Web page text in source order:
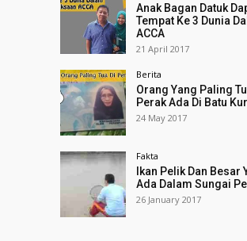
Anak Bagan Datuk
Tempat Ke 3 Dunia
ACCA
21 April 2017
Berita
Orang Yang Paling
Perak Ada Di Batu
24 May 2017
Fakta
Ikan Pelik Dan Besar
Ada Dalam Sungai
26 January 2017